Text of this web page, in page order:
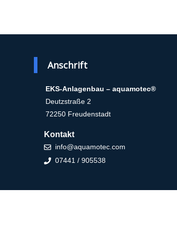
Anschrift
EKS-Anlagenbau – aquamotec®
Deutzstraße 2
72250 Freudenstadt
Kontakt
info@aquamotec.com
07441 / 905538